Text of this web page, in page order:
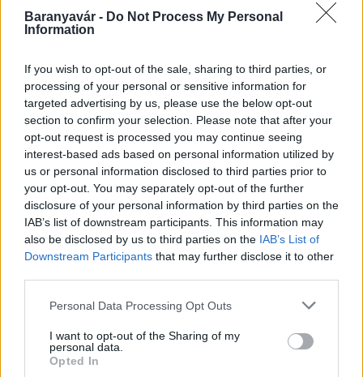
Baranyavár - Do Not Process My Personal
Information
If you wish to opt-out of the sale, sharing to third parties, or
processing of your personal or sensitive information for
targeted advertising by us, please use the below opt-out
section to confirm your selection. Please note that after your
opt-out request is processed you may continue seeing
interest-based ads based on personal information utilized by
us or personal information disclosed to third parties prior to
your opt-out. You may separately opt-out of the further
disclosure of your personal information by third parties on the
IAB’s list of downstream participants. This information may
also be disclosed by us to third parties on the IAB’s List of
Downstream Participants that may further disclose it to other
Please note that this website/app uses one or more Google
not limited to your visit or usage behaviour. You may click to
grant or deny consent to Google and its third-party tags to
use your data for below specified purposes in below Google
Personal Data Processing Opt Outs
I want to opt-out of the Sharing of my
personal data.
Opted In
Országos hírek
Itt az ÉVOSZ megoldása a hőhullámok és
az energiakrízis kezelésére
Országos hírek
Miért éri meg Afrikában utat építeni?
Minden, amit a GED Afrika projektről
Kihívások labirintusában